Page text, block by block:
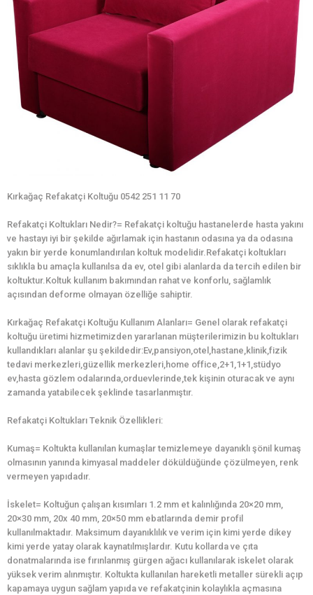
Kırkağaç Refakatçi Koltuğu 0542 251 11 70
Refakatçi Koltukları Nedir?= Refakatçi koltuğu hastanelerde hasta yakını
ve hastayı iyi bir şekilde ağırlamak için hastanın odasına ya da odasına
yakın bir yerde konumlandırılan koltuk modelidir.Refakatçi koltukları
sıklıkla bu amaçla kullanılsa da ev, otel gibi alanlarda da tercih edilen bir
koltuktur.Koltuk kullanım bakımından rahat ve konforlu, sağlamlık
açısından deforme olmayan özelliğe sahiptir.
Kırkağaç Refakatçi Koltuğu Kullanım Alanları= Genel olarak refakatçi
koltuğu üretimi hizmetimizden yararlanan müşterilerimizin bu koltukları
kullandıkları alanlar şu şekildedir:Ev,pansiyon,otel,hastane,klinik,fizik
tedavi merkezleri,güzellik merkezleri,home office,2+1,1+1,stüdyo
ev,hasta gözlem odalarında,orduevlerinde,tek kişinin oturacak ve aynı
zamanda yatabilecek şeklinde tasarlanmıştır.
Refakatçi Koltukları Teknik Özellikleri:
Kumaş= Koltukta kullanılan kumaşlar temizlemeye dayanıklı şönil kumaş
olmasının yanında kimyasal maddeler döküldüğünde çözülmeyen, renk
vermeyen yapıdadır.
İskelet= Koltuğun çalışan kısımları 1.2 mm et kalınlığında 20×20 mm,
20×30 mm, 20x 40 mm, 20×50 mm ebatlarında demir profil
kullanılmaktadır. Maksimum dayanıklılık ve verim için kimi yerde dikey
kimi yerde yatay olarak kaynatılmışlardır. Kutu kollarda ve çıta
donatmalarında ise fırınlanmış gürgen ağacı kullanılarak iskelet olarak
yüksek verim alınmıştır. Koltukta kullanılan hareketli metaller sürekli açıp
kapamaya uygun sağlam yapıda ve refakatçinin kolaylıkla açmasına